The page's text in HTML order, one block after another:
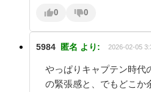
0 0
5984 匿名 より: 2026-02-05
やっぱりキャプテン時代
の緊張感と、でもどこか